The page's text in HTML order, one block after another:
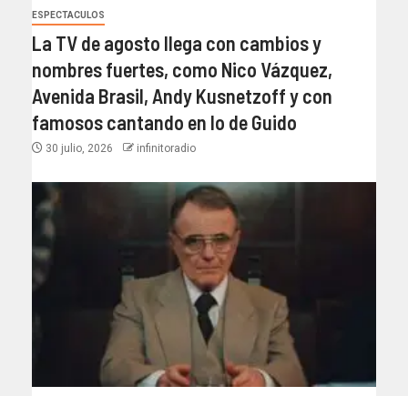
ESPECTACULOS
La TV de agosto llega con cambios y
nombres fuertes, como Nico Vázquez,
Avenida Brasil, Andy Kusnetzoff y con
famosos cantando en lo de Guido
30 julio, 2026 infinitoradio